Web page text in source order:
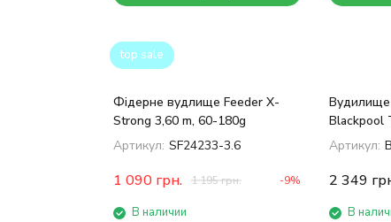
top sale
Фідерне вудлище Feeder X-
Strong 3,60 m, 60-180g
Артикул: SF24233-3.6
1 090 грн. 1 195грн. -9%
В наличии
Вудилище
Blackpool
Артикул:
2 349
В